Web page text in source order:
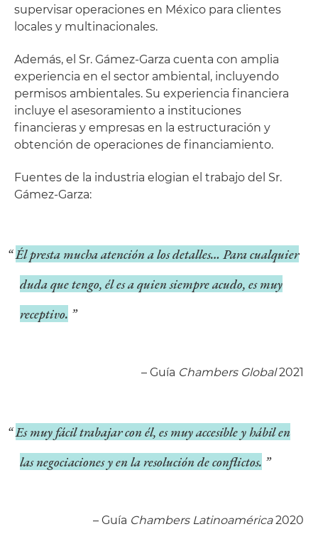
supervisar operaciones en México para clientes
locales y multinacionales.
Además, el Sr. Gámez-Garza cuenta con amplia
experiencia en el sector ambiental, incluyendo
permisos ambientales. Su experiencia financiera
incluye el asesoramiento a instituciones
financieras y empresas en la estructuración y
obtención de operaciones de financiamiento.
Fuentes de la industria elogian el trabajo del Sr.
Gámez-Garza:
Él presta mucha atención a los detalles… Para cualquier
duda que tengo, él es a quien siempre acudo, es muy
receptivo.
– Guía Chambers Global2021
Es muy fácil trabajar con él, es muy accesible y hábil en
las negociaciones y en la resolución de conflictos.
– Guía Chambers Latinoamérica2020